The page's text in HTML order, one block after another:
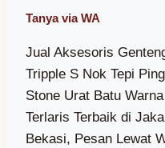
Jual Aksesoris
Tripple S Nok Tepi
Stone Urat Batu
Terlaris Terbaik di
Bekasi, Pesan Lewat